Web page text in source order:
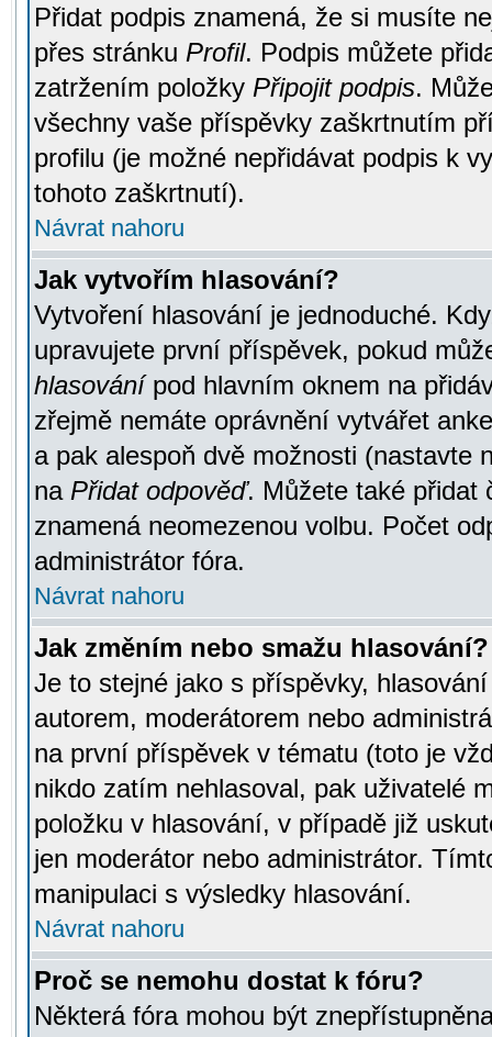
Přidat podpis znamená, že si musíte
přes stránku Profil. Podpis můžete
zatržením položky Připojit podpis.
všechny vaše příspěvky zaškrtnutím
profilu (je možné nepřidávat podpis k
tohoto zaškrtnutí).
Návrat nahoru
Jak vytvořím hlasování?
Vytvoření hlasování je jednoduché.
upravujete první příspěvek, pokud
hlasovánípod hlavním oknem na
zřejmě nemáte oprávnění vytvářet
a pak alespoň dvě možnosti (nastavte
na Přidat odpověď. Můžete také přidat
znamená neomezenou volbu. Počet
administrátor fóra.
Návrat nahoru
Jak změním nebo smažu hlasování?
Je to stejné jako s příspěvky,
autorem, moderátorem nebo
na první příspěvek v tématu (toto je
nikdo zatím nehlasoval, pak uživatelé
položku v hlasování, v případě již
jen moderátor nebo administrátor.
manipulaci s výsledky hlasování.
Návrat nahoru
Proč se nemohu dostat k fóru?
Některá fóra mohou být